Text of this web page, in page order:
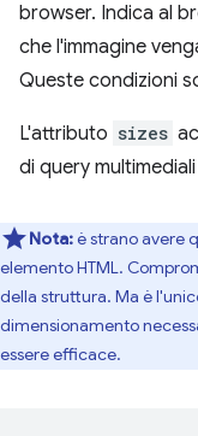
browser. Indica al
che l'immagine
Queste condizioni
L'attributo sizes
di query
Nota:è strano avere
elemento HTML.
della struttura. Ma è
dimensionamento
essere efficace.